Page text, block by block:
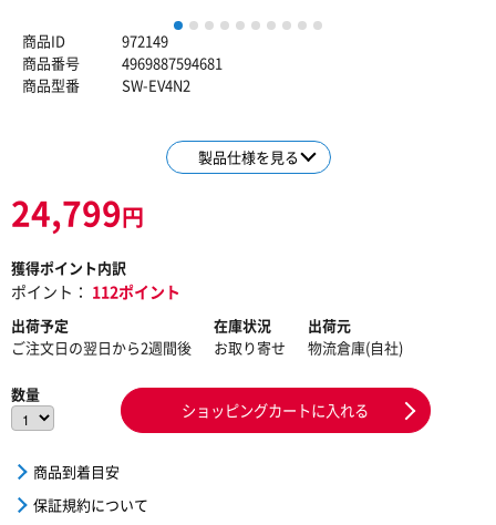
1 2 3 4 5 6 7 8 9
商品ID
972149
商品番号
4969887594681
商品型番
SW-EV4N2
製品仕様を見る
24,799円
獲得ポイント内訳
ポイント： 112ポイント
出荷予定
ご注文日の翌日から2週間後
在庫状況
お取り寄せ
出荷元
物流倉庫(自社)
数量
ショッピングカートに入れる
商品到着目安
保証規約について